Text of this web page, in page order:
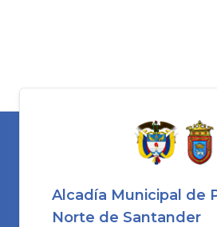
Alcadía Municipal de
Norte de Santander